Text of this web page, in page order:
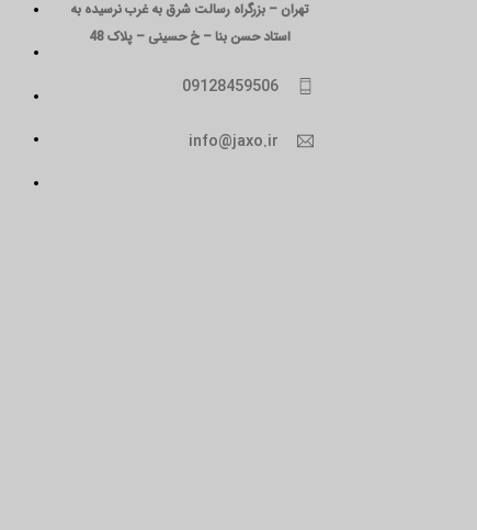
تهران – بزرگراه رسالت شرق به غرب نرسیده به
استاد حسن بنا – خ حسینی – پلاک 48
09128459506
info@jaxo.ir